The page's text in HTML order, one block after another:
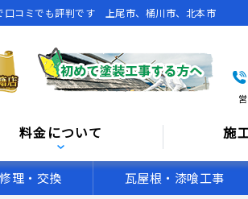
口コミでも評判です 上尾市、桶川市、北本市
料金について 施
理・交換 瓦屋根・漆喰工事